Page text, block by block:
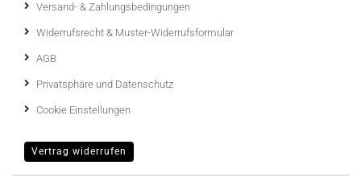
Versand- & Zahlungsbedingungen
Widerrufsrecht & Muster-Widerrufsformular
AGB
Privatsphäre und Datenschutz
Cookie Einstellungen
Vertrag widerrufen